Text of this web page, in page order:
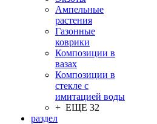
Ампельные
растения
Газонные
коврики
Композиции в
вазах
Композиции в
стекле с
имитацией воды
+ ЕЩЕ 32
раздел